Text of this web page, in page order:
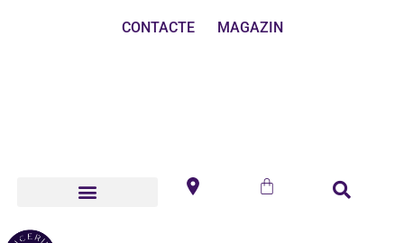
CONTACTE MAGAZIN